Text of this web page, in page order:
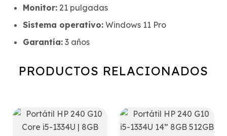
Monitor: 21 pulgadas
Sistema operativo: Windows 11 Pro
Garantía: 3 años
PRODUCTOS RELACIONADOS